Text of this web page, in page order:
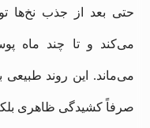
حتی بعد از جذب نخ‌ها
می‌کند و تا چند ماه
می‌ماند. این روند
صرفاً کشیدگی ظاهری